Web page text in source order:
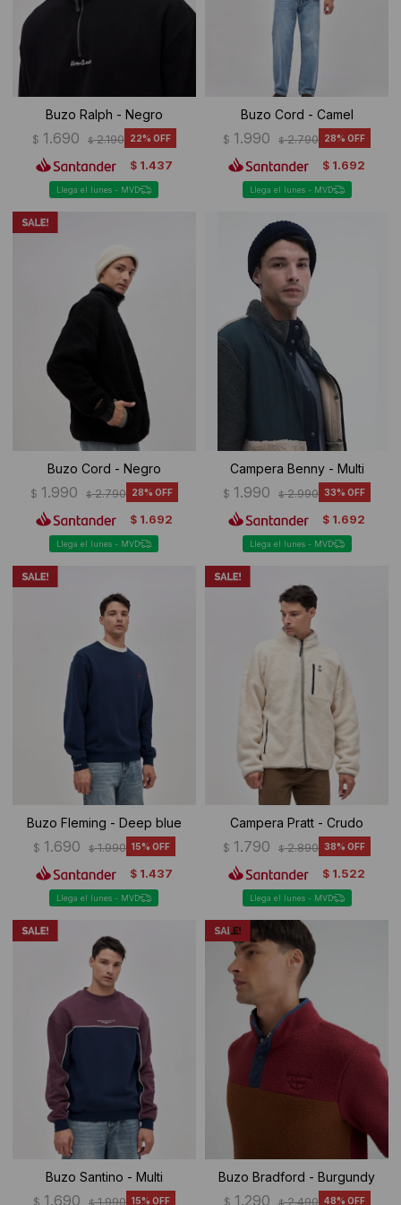
Buzo Ralph - Negro
$ 1.690 $ 2.190 22
$ 1.437
Llega el lunes - MVD
Buzo Cord - Camel
$ 1.990 $ 2.790 28
$ 1.692
Llega el lunes - MVD
Buzo Cord - Negro
$ 1.990 $ 2.790 28
$ 1.692
Llega el lunes - MVD
Campera Benny - Multi
$ 1.990 $ 2.990 33
$ 1.692
Llega el lunes - MVD
Buzo Fleming - Deep blue
$ 1.690 $ 1.990 15
$ 1.437
Llega el lunes - MVD
Campera Pratt - Crudo
$ 1.790 $ 2.890 38
$ 1.522
Llega el lunes - MVD
Buzo Santino - Multi
$ 1.690 1.990 15
Buzo Bradford - Burgundy
$ 1.290 2.490 48